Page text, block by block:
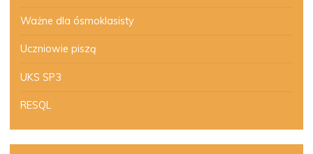
Ważne dla ósmoklasisty
Uczniowie piszą
UKS SP3
RESQL